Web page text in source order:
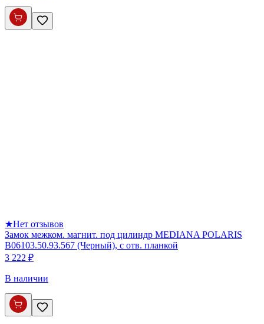
★Нет отзывов
Замок межком. магнит. под цилиндр MEDIANA POLARIS
B06103.50.93.567 (Черный), с отв. планкой
3 222 ₽
В наличии